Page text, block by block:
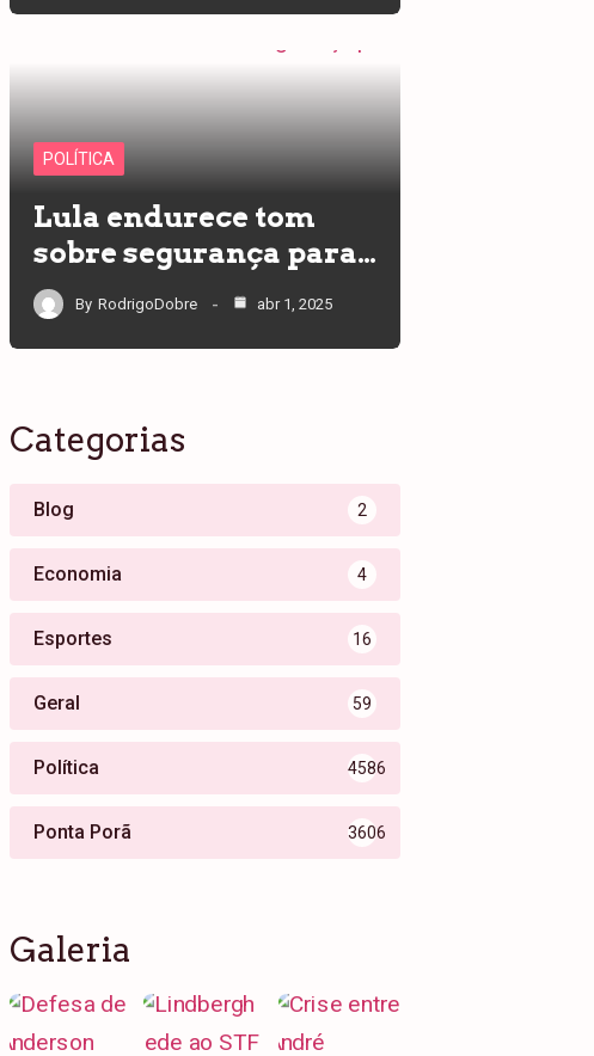
POLÍTICA
Lula endurece tom
sobre segurança para…
By RodrigoDobre abr 1, 2025
Categorias
Blog 2
Economia 4
Esportes 16
Geral 59
Política 4586
Ponta Porã 3606
Galeria